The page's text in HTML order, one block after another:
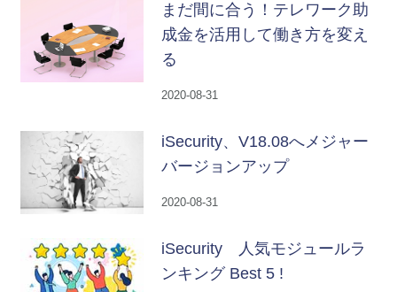
まだ間に合う！テレワーク助
成金を活用して働き方を変え
る
2020-08-31
iSecurity、V18.08へメジャー
バージョンアップ
2020-08-31
iSecurity 人気モジュールラ
ンキング Best 5 !